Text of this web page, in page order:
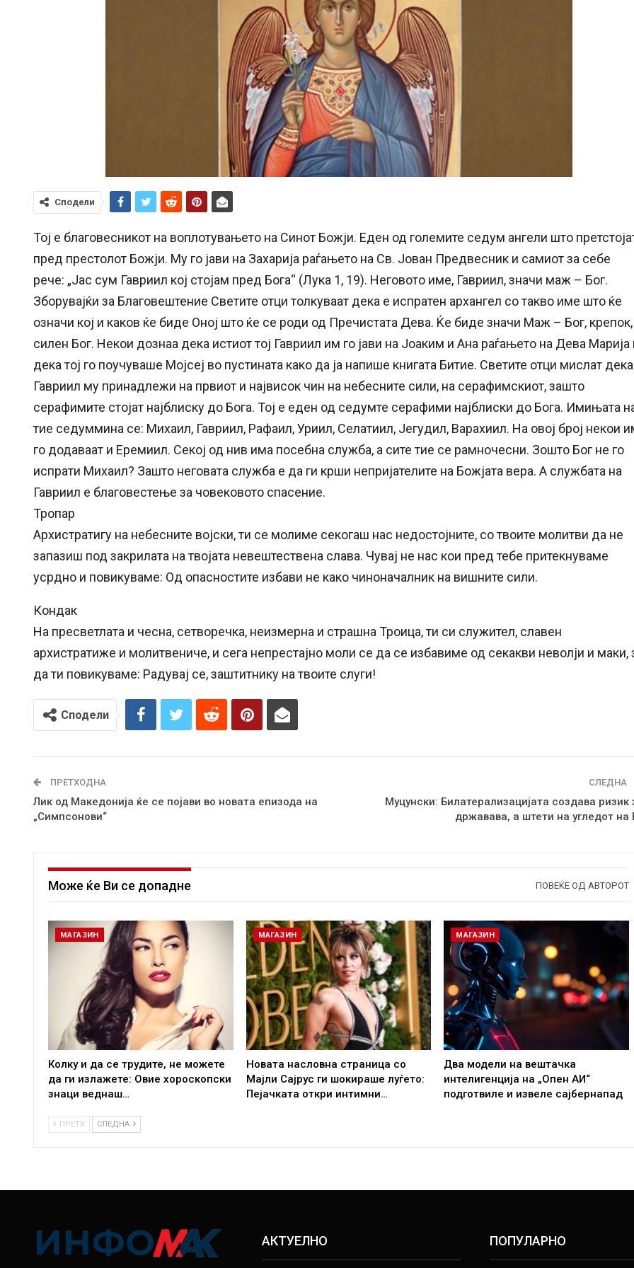
Сподели
Тој е благовесникот на воплотувањето на Синот Божји. Еден од големите седум ангели што
пред престолот Божји. Му го јави на Захарија раѓањето на Св. Јован Предвесник и самиот за себе
рече: „Јас сум Гавриил кој стојам пред Бога“ (Лука 1, 19). Неговото име, Гавриил, значи маж – Бог.
Зборувајќи за Благовештение Светите отци толкуваат дека е испратен архангел со такво име што ќе
означи кој и каков ќе биде Оној што ќе се роди од Пречистата Дева. Ќе биде значи Маж – Бог, крепок,
силен Бог. Некои дознаа дека истиот тој Гавриил им го јави на Јоаким и Ана раѓањето на Дева Марија
дека тој го поучуваше Мојсеј во пустината како да ја напише книгата Битие. Светите отци мислат дека
Гавриил му принадлежи на првиот и највисок чин на небесните сили, на серафимскиот, зашто
серафимите стојат најблиску до Бога. Тој е еден од седумте серафими најблиски до Бога. Имињата
тие седуммина се: Михаил, Гавриил, Рафаил, Уриил, Селатиил, Јегудил, Варахиил. На овој број некои
го додаваат и Еремиил. Секој од нив има посебна служба, а сите тие се рамночесни. Зошто Бог не го
испрати Михаил? Зашто неговата служба е да ги крши непријателите на Божјата вера. А службата на
Гавриил е благовестење за човековото спасение.
Тропар
Архистратигу на небесните војски, ти се молиме секогаш нас недостојните, со твоите молитви да нe
запазиш под закрилата на твојата невештествена слава. Чувај нe нас кои пред тебе притекнуваме
усрдно и повикуваме: Од опасностите избави нe како чиноначалник на вишните сили.
Кондак
На пресветлата и чесна, сетворечка, неизмерна и страшна Троица, ти си служител, славен
архистратиже и молитвениче, и сега непрестајно моли се да се избавиме од секакви неволји и маки,
да ти повикуваме: Радувај се, заштитнику на твоите слуги!
Сподели
ПРЕТХОДНА
Лик од Македонија ќе се појави во новата епизода на
„Симпсонови“
СЛЕДНА
Муцунски: Билатерализацијата создава ризик
државава, а штети на угледот на
Може ќе Ви се допадне ПОВЕЌЕ ОД АВТОРОТ
МАГАЗИН
Колку и да се трудите, не можете
да ги излажете: Овие хороскопски
знаци веднаш…
МАГАЗИН
Новата насловна страница со
Мајли Сајрус ги шокираше луѓето:
Пејачката откри интимни…
МАГАЗИН
Два модели на вештачка
интелигенција на „Опен АИ“
подготвиле и извеле сајбернапад
ПРЕТХ СЛЕДНА
АКТУЕЛНО ПОПУЛАРНО